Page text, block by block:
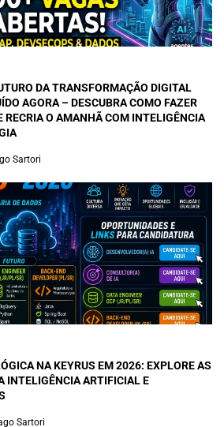
DA TRANSFORMAÇÃO DIGITAL
AGORA – DESCUBRA COMO FAZER
RECRIA O AMANHÃ COM INTELIGÊNCIA
Sartori
NA KEYRUS EM 2026: EXPLORE AS
INTELIGÊNCIA ARTIFICIAL E
Sartori